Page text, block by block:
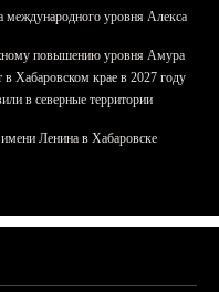
международного уровня Алекса
повышению уровня Амура
Хабаровском крае в 2027 году
в северные территории
Ленина в Хабаровске